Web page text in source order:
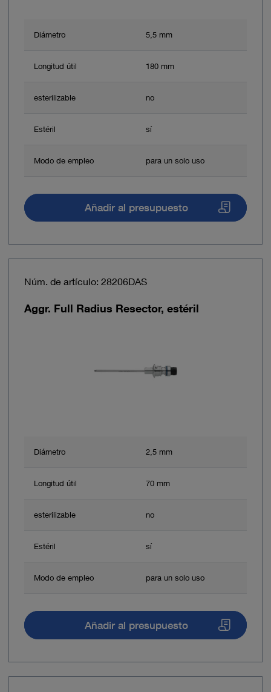
Diámetro 5,5 mm
Longitud útil 180 mm
esterilizable no
Estéril sí
Modo de empleo para un solo uso
Añadir al presupuesto
Núm. de artículo: 28206DAS
Aggr. Full Radius Resector, estéril
Diámetro 2,5 mm
Longitud útil 70 mm
esterilizable no
Estéril sí
Modo de empleo para un solo uso
Añadir al presupuesto